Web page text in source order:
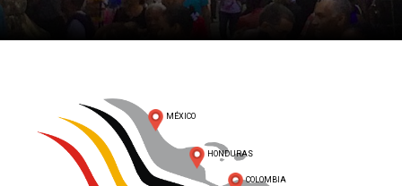
COLOMBIA
HONDURAS
MÉXICO